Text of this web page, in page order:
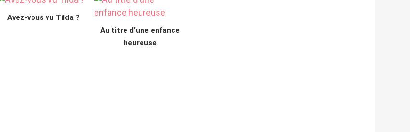
Avez-vous vu Tilda ?
Au titre d'une enfance
heureuse